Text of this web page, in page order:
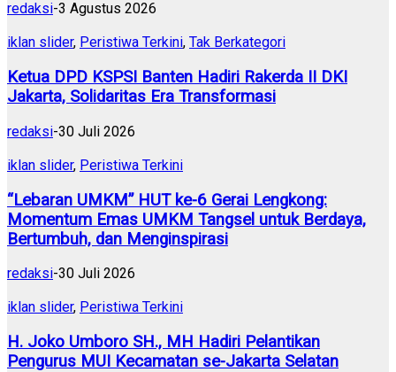
redaksi-3 Agustus 2026
iklan slider, Peristiwa Terkini, Tak Berkategori
Ketua DPD KSPSI Banten Hadiri Rakerda II DKI
Jakarta, Solidaritas Era Transformasi
redaksi-30 Juli 2026
iklan slider, Peristiwa Terkini
“Lebaran UMKM” HUT ke-6 Gerai Lengkong:
Momentum Emas UMKM Tangsel untuk Berdaya,
Bertumbuh, dan Menginspirasi
redaksi-30 Juli 2026
iklan slider, Peristiwa Terkini
H. Joko Umboro SH., MH Hadiri Pelantikan
Pengurus MUI Kecamatan se-Jakarta Selatan